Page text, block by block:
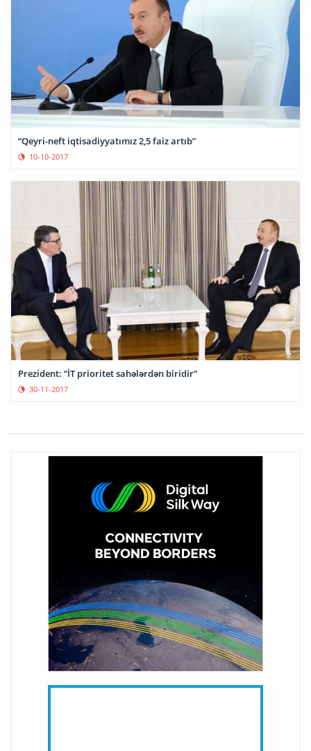
“Qeyri-neft iqtisadiyyatımız 2,5 faiz artıb”
10-10-2017
Prezident: “İT prioritet sahələrdən biridir”
30-11-2017